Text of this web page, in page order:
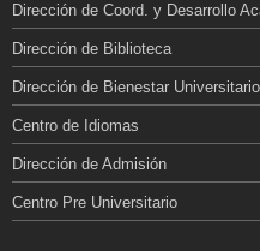
Dirección de Coord. y Desarrollo
Dirección de Biblioteca
Dirección de Bienestar Universitario
Centro de Idiomas
Dirección de Admisión
Centro Pre Universitario